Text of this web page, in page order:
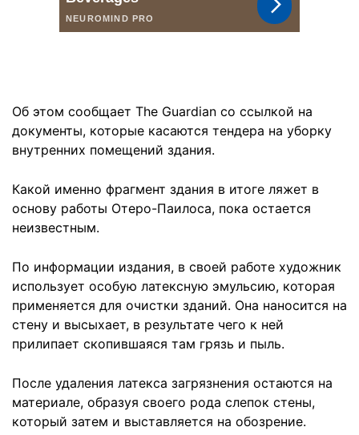
Об этом сообщает The Guardian со ссылкой на
документы, которые касаются тендера на уборку
внутренних помещений здания.
Какой именно фрагмент здания в итоге ляжет в
основу работы Отеро-Паилоса, пока остается
неизвестным.
По информации издания, в своей работе художник
использует особую латексную эмульсию, которая
применяется для очистки зданий. Она наносится на
стену и высыхает, в результате чего к ней
прилипает скопившаяся там грязь и пыль.
После удаления латекса загрязнения остаются на
материале, образуя своего рода слепок стены,
который затем и выставляется на обозрение.